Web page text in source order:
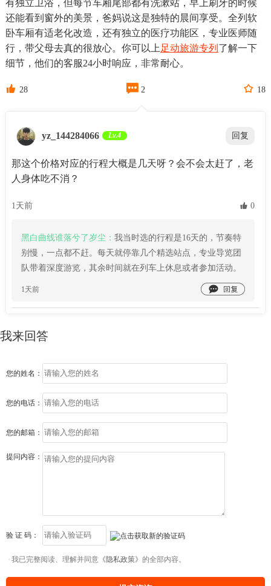
有独立卫浴，但每节车厢尾部都有洗漱站，早上刷牙的时候
还能看到窗外的美景，爸妈说这是独特的晨间享受。全列软
卧车厢有适老化改造，还有独立的医疗功能区，专业医师随
行，带父母去真的很放心。你可以上 足动旅游专列 了解一下
细节，他们的客服24小时响应，非常耐心。
 28  2  18
yz_144284066 Lv.4 回复
那这个价格对应的行程大概是几天呀？会不会太赶了，老
人身体吃不消？
1天前  0
黑白曲线谁落兮了岁尘： 我当时选的行程是16天的，节奏特
别慢，一点都不赶。每天就停靠几个精选站点，专业导览团
队带着深度游览，其余时间就在列车上休息或者参加活动。
1天前 
我来回答
您的姓名：
您的电话：
您的邮箱：
提问内容：
验 证 码：
我已完整阅读、理解并同意 《隐私政策》 的全部内容。